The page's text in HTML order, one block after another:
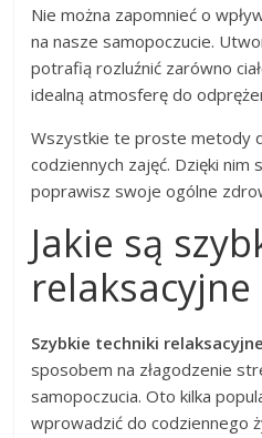
Nie można zapomnieć o
na nasze samopoczucie.
potrafią rozluźnić zarówno
idealną atmosferę do
Wszystkie te proste metody
codziennych zajęć. Dzięki nim
poprawisz swoje ogólne
Jakie są
Szybkie techniki relaksacyjne
sposobem na złagodzenie
samopoczucia. Oto kilka
wprowadzić do codziennego